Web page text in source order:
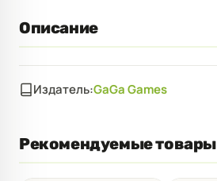
Описание
Издатель:GaGa Games
Рекомендуемые товары